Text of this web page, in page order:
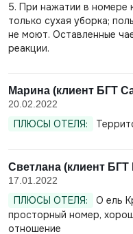
5. При нажатии в номере
только сухая уборка;
не моют. Оставленные
реакции.
Марина (клиент БГТ
20.02.2022
ПЛЮСЫ ОТЕЛЯ:
Светлана (клиент БГТ
17.01.2022
ПЛЮСЫ ОТЕЛЯ:
О ель
просторный номер,
отношение